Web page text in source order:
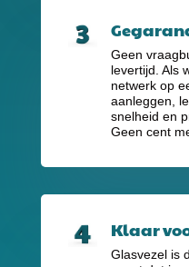
Geen
levertijd. Als
netwerk op
aanleggen,
snelheid en
Geen cent
Klaar
Glasvezel is